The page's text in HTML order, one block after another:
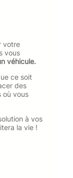
votre
vous
véhicule.
ce soit
des
où vous
à vos
la vie !